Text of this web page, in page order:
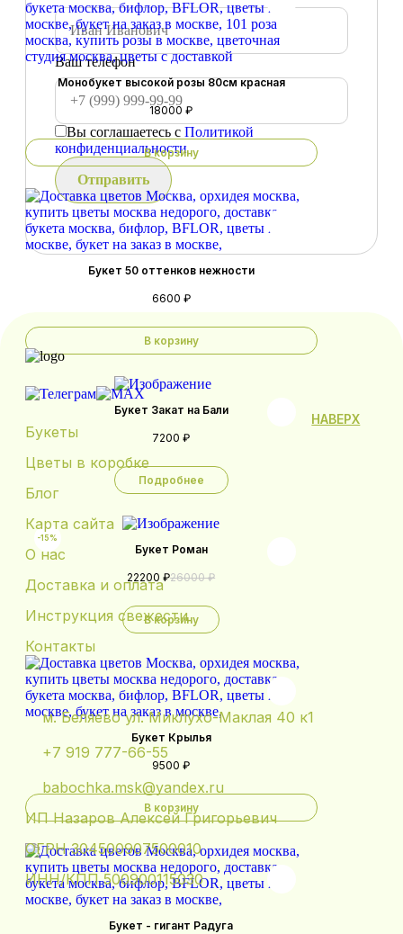
Монобукет высокой розы 80см красная
18000 ₽
В корзину
Букет 50 оттенков нежности
6600 ₽
В корзину
Букет Закат на Бали
7200 ₽
Подробнее
-15%
Букет Роман
22200 ₽26000 ₽
В корзину
Букет Крылья
9500 ₽
В корзину
Букет - гигант Радуга
Ваш телефон
Вы соглашаетесь с Политикой
конфиденциальности
Букеты
Цветы в коробке
Блог
Карта сайта
О нас
Доставка и оплата
Инструкция свежести
Контакты
м. Беляево ул. Миклухо-Маклая 40 к1
+7 919 777-66-55
babochka.msk@yandex.ru
ИП Назаров Алексей Григорьевич
ОГРН 304500907500010
ИНН/КПП 500900115030
НАВЕРХ